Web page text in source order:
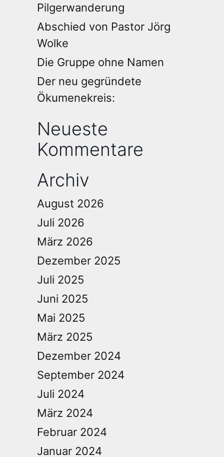
Pilgerwanderung
Abschied von Pastor Jörg
Wolke
Die Gruppe ohne Namen
Der neu gegründete
Ökumenekreis:
Neueste
Kommentare
Archiv
August 2026
Juli 2026
März 2026
Dezember 2025
Juli 2025
Juni 2025
Mai 2025
März 2025
Dezember 2024
September 2024
Juli 2024
März 2024
Februar 2024
Januar 2024